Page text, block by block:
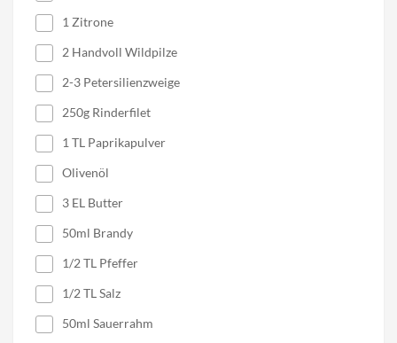
1 Zitrone
2 Handvoll Wildpilze
2-3 Petersilienzweige
250g Rinderfilet
1 TL Paprikapulver
Olivenöl
3 EL Butter
50ml Brandy
1/2 TL Pfeffer
1/2 TL Salz
50ml Sauerrahm